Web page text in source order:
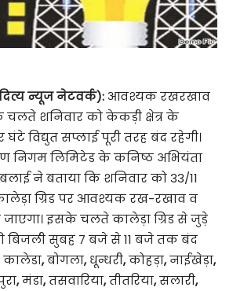
न्यूज नेटवर्क):आवश्यक रखरखाव
चलते शनिवार को केकड़ी क्षेत्र के
घंटे विद्युत सप्लाई पूरी तरह बंद रहेगी।
निगम लिमिटेड के कनिष्ठ अभियंता
ने बताया कि शनिवार को 33/11
ग्रिड पर आवश्यक रख-रखाव व
जाएगा। इसके चलते कालेड़ा ग्रिड से जुड़े
बिजली सुबह 7 बजे से 11 बजे तक बंद
,बोगला,धून्धरी,कोहड़ा,नाईखेड़ा,
,मंडा,तसवारिया,तीतरिया,सलारी,